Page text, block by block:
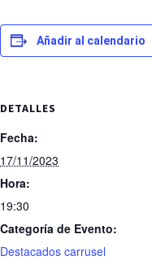
Añadir al calendario
DETALLES
Fecha:
17/11/2023
Hora:
19:30
Categoría de Evento:
Destacados carrusel